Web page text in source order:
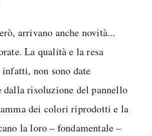
arrivano anche novità...
La qualità e la resa
non sono date
dalla risoluzione del pannello
dei colori riprodotti e la
la loro – fondamentale –